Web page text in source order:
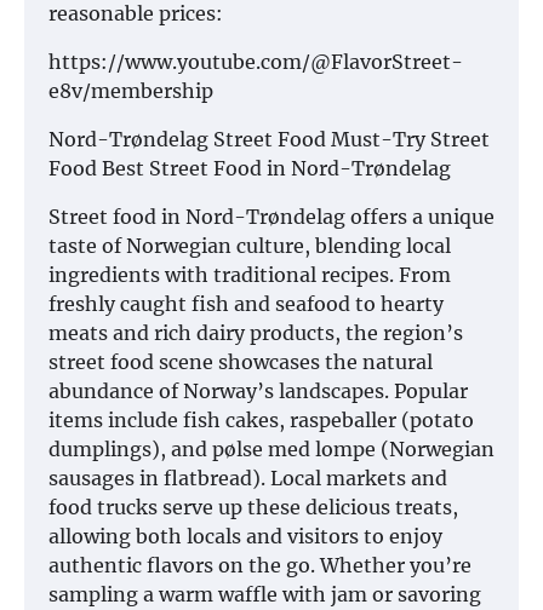
reasonable prices:
https://www.youtube.com/@FlavorStreet-
e8v/membership
Nord-Trøndelag Street Food Must-Try Street
Food Best Street Food in Nord-Trøndelag
Street food in Nord-Trøndelag offers a unique
taste of Norwegian culture, blending local
ingredients with traditional recipes. From
freshly caught fish and seafood to hearty
meats and rich dairy products, the region’s
street food scene showcases the natural
abundance of Norway’s landscapes. Popular
items include fish cakes, raspeballer (potato
dumplings), and pølse med lompe (Norwegian
sausages in flatbread). Local markets and
food trucks serve up these delicious treats,
allowing both locals and visitors to enjoy
authentic flavors on the go. Whether you’re
sampling a warm waffle with jam or savoring